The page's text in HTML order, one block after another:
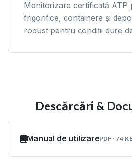
Monitorizare certificată ATP
frigorifice, containere și
robust pentru condiții dure
Descărcări &
Manual de utilizarePDF · 74